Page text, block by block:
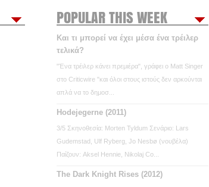
POPULAR THIS WEEK
Και τι μπορεί να έχει μέσα ένα τρέιλερ
τελικά?
"Ένα τρέιλερ κάνει πρεμιέρα", γράφει ο Matt Singer
στο Criticwire "και όλοι στους ιστούς δεν αρκούνται
απλά να το δημοσ...
Hodejegerne (2011)
3/5 Σκηνοθεσία: Morten Tyldum Σενάριο: Lars
Gudemstad, Ulf Ryberg, Jo Nesbø (νουβέλα)
Παίζουν: Aksel Hennie, Nikolaj Co...
The Dark Knight Rises (2012)